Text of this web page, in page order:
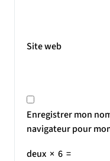
Site web
Enregistrer mon
navigateur pour
deux × 6 =